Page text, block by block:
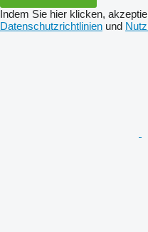
Indem Sie hier klicken,
Datenschutzrichtlinien und